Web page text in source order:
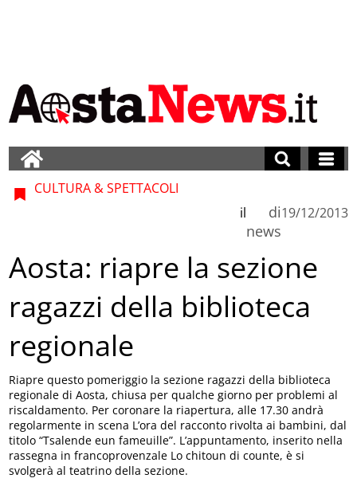
CULTURA & SPETTACOLI
di
news
il 19/12/2013
Aosta: riapre la sezione
ragazzi della biblioteca
regionale
Riapre questo pomeriggio la sezione ragazzi della biblioteca
regionale di Aosta, chiusa per qualche giorno per problemi al
riscaldamento. Per coronare la riapertura, alle 17.30 andrà
regolarmente in scena L’ora del racconto rivolta ai bambini, dal
titolo “Tsalende eun fameuille”. L’appuntamento, inserito nella
rassegna in francoprovenzale Lo chitoun di counte, è si
svolgerà al teatrino della sezione.